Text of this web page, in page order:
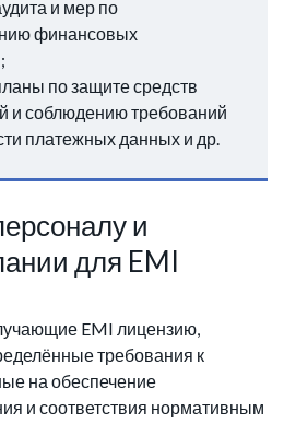
и мер по
финансовых
по защите средств
и соблюдению требований
платежных данных и др.
и
для EMI
EMI лицензию,
требования к
на обеспечение
и соответствия нормативным